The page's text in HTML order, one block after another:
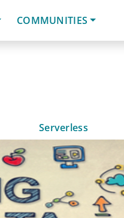
COMMUNITIES
Serverless